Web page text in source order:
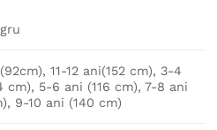
11-12 ani(152 cm), 3-4
cm), 5-6 ani (116 cm), 7-8 ani
9-10 ani (140 cm)